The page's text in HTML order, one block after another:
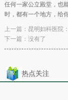
任何一家公立殿堂，也
时，都有一个地方，给
上一篇： 昆明妇科医院
下一篇：没有了
热点关注